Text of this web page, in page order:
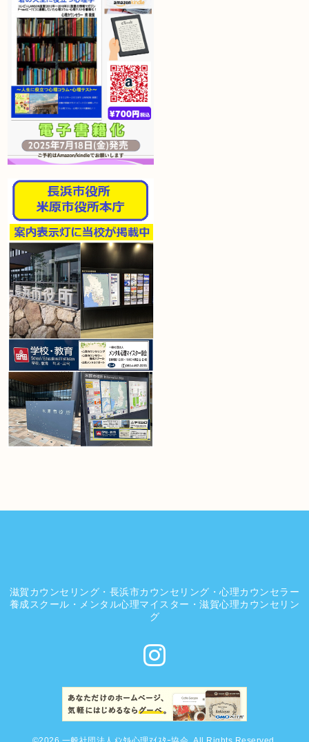
滋賀カウンセリング・長浜市カウンセリング・心理カウンセラー
養成スクール・メンタル心理マイスター・滋賀心理カウンセリン
グ